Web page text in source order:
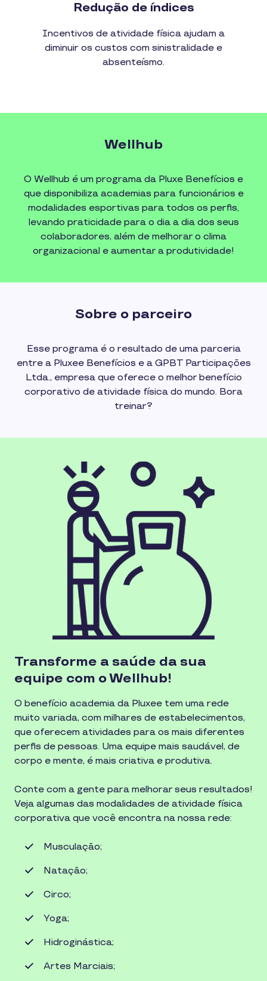
Redução de índices
Incentivos de atividade física ajudam a
diminuir os custos com sinistralidade e
absenteísmo.
Wellhub
O Wellhub é um programa da Pluxe Benefícios e
que disponibiliza academias para funcionários e
modalidades esportivas para todos os perfis,
levando praticidade para o dia a dia dos seus
colaboradores, além de melhorar o clima
organizacional e aumentar a produtividade!
Sobre o parceiro
Esse programa é o resultado de uma parceria
entre a Pluxee Benefícios e a GPBT Participações
Ltda., empresa que oferece o melhor benefício
corporativo de atividade física do mundo. Bora
treinar?
Transforme a saúde da sua
equipe com o Wellhub!
O benefício academia da Pluxee tem uma rede
muito variada, com milhares de estabelecimentos,
que oferecem atividades para os mais diferentes
perfis de pessoas. Uma equipe mais saudável, de
corpo e mente, é mais criativa e produtiva.
Conte com a gente para melhorar seus resultados!
Veja algumas das modalidades de atividade física
corporativa que você encontra na nossa rede:
Musculação;
Natação;
Circo;
Yoga;
Hidroginástica;
Artes Marciais;